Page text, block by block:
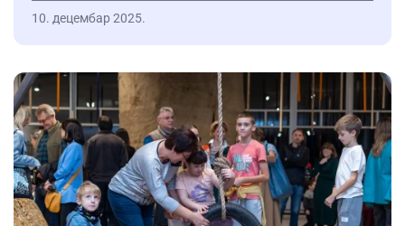
10. децембар 2025.